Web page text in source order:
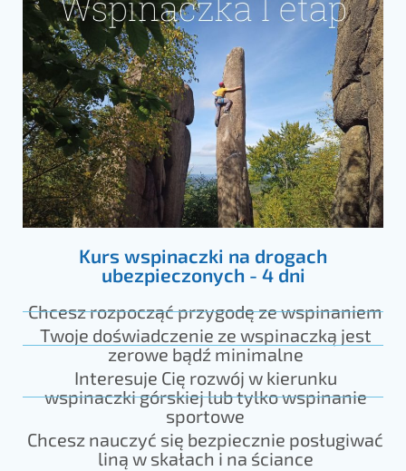
Kurs wspinaczki na drogach
ubezpieczonych - 4 dni
Chcesz rozpocząć przygodę ze wspinaniem
Twoje doświadczenie ze wspinaczką jest
zerowe bądź minimalne
Interesuje Cię rozwój w kierunku
wspinaczki górskiej lub tylko wspinanie
sportowe
Chcesz nauczyć się bezpiecznie posługiwać
liną w skałach i na ściance